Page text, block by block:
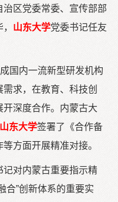
区党委常委、宣传部部
山东大学党委书记任友
国内一流新型研发机构
求，在教育、科技创
深度合作。内蒙古大
山东大学签署了《合作备
方面开展精准对接。
记对内蒙古重要指示精
合”创新体系的重要实